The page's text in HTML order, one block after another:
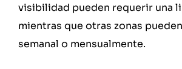
visibilidad pueden requerir una
mientras que otras zonas
semanal o mensualmente.